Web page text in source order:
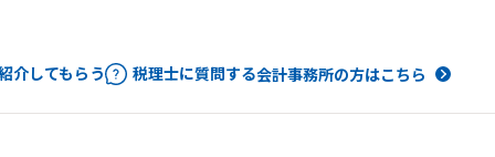
介してもらう 税理士に質問する会計事務所の方はこちら